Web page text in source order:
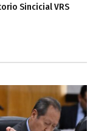
Sincicial VRS